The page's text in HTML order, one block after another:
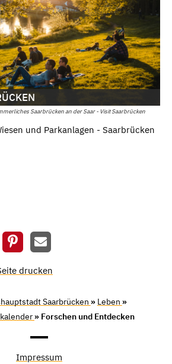
Saarbrücken an der Saar - Visit Saarbrücken
und Parkanlagen - Saarbrücken
drucken
Saarbrücken » Leben »
» Forschen und Entdecken
Impressum